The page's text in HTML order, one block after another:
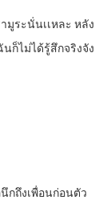
มูระ​นั่นเเหละ หลัง
ก็ไม่ได้รู้สึกจริงจัง
กถึงเพื่อนก่อนตัว